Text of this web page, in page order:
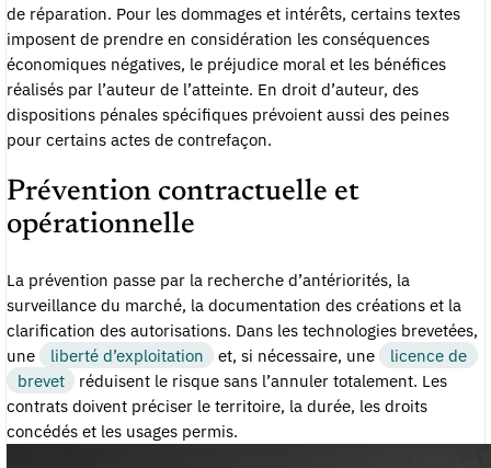
de réparation. Pour les dommages et intérêts, certains textes
imposent de prendre en considération les conséquences
économiques négatives, le préjudice moral et les bénéfices
réalisés par l’auteur de l’atteinte. En droit d’auteur, des
dispositions pénales spécifiques prévoient aussi des peines
pour certains actes de contrefaçon.
Prévention contractuelle et
opérationnelle
La prévention passe par la recherche d’antériorités, la
surveillance du marché, la documentation des créations et la
clarification des autorisations. Dans les technologies brevetées,
une
liberté d’exploitation et, si nécessaire, une
licence de
brevet
réduisent le risque sans l’annuler totalement. Les
contrats doivent préciser le territoire, la durée, les droits
concédés et les usages permis.